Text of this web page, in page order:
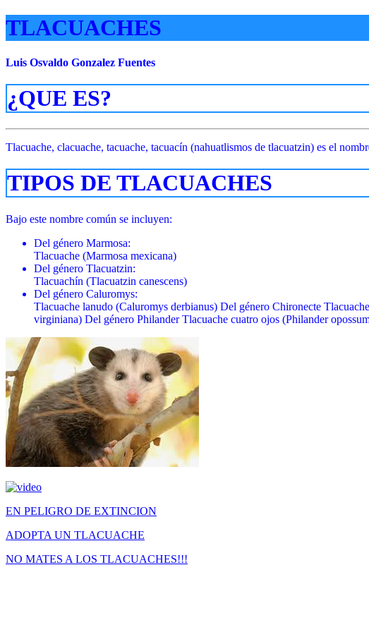
TLACUACHES
Luis Osvaldo Gonzalez Fuentes
¿QUE ES?
Tlacuache, clacuache, tacuache, tacuacín​ (nahuatlismos de tlacuatzin) es el
TIPOS DE TLACUACHES
Bajo este nombre común se incluyen:
Del género Marmosa:
Tlacuache (Marmosa mexicana)
Del género Tlacuatzin:
Tlacuachín (Tlacuatzin canescens)
Del género Caluromys:
Tlacuache lanudo (Caluromys derbianus) Del género Chironecte
virginiana) Del género Philander Tlacuache cuatro ojos (Philander
EN PELIGRO DE EXTINCION
ADOPTA UN TLACUACHE
NO MATES A LOS TLACUACHES!!!